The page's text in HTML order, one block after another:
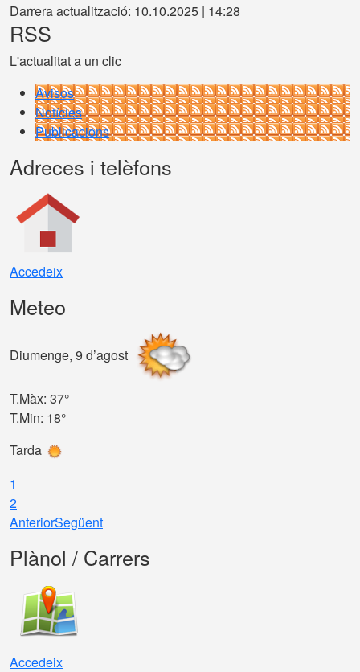
Darrera actualització: 10.10.2025 | 14:28
RSS
L'actualitat a un clic
Avisos
Notícies
Publicacions
Adreces i telèfons
Accedeix
Meteo
Diumenge, 9 d’agost
T.Màx: 37°
T.Min: 18°
Tarda
1
2
AnteriorSegüent
Plànol / Carrers
Accedeix